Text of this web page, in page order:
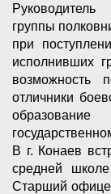
группы
при
исполнивших
возможность
отличники
В г. Конаев
средней
Старший